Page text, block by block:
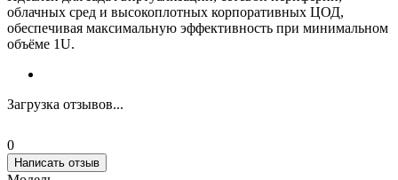
облачных сред и высокоплотных корпоративных ЦОД,
обеспечивая максимальную эффективность при минимальном
объёме 1U.
Загрузка отзывов...
0
Написать отзыв